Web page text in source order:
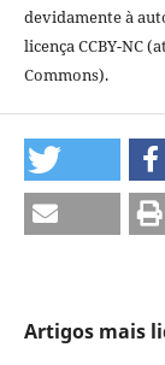
devidamente à
licença CCBY-NC
Commons).
Artigos mais